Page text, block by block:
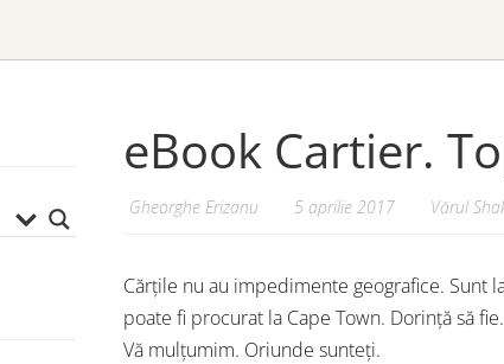
eBook Cartier.
Gheorghe Erizanu 5 aprilie 2017 Vărul
Cărțile nu au impedimente geografice. Sunt
poate fi procurat la Cape Town. Dorință să
Vă mulțumim. Oriunde sunteți.